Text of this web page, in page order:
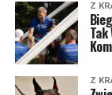
Z
Z